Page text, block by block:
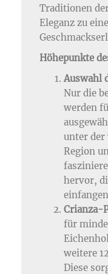
Traditionen
Eleganz zu
Höhepunkte
Auswahl
Nur die
werden
unter der
Region
hervor,
Crianza-
für
weitere
Diese